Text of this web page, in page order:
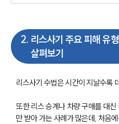
2. 리스사기 주요 피해 유
살펴보기
리스사기 수법은 시간이 지날수록
또한 리스 승계나 차량 구매를 대
만 받아 가는 사례가 많은데, 처음